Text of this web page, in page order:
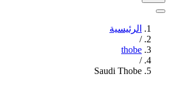
الرئيسية
/
thobe
/
Saudi Thobe